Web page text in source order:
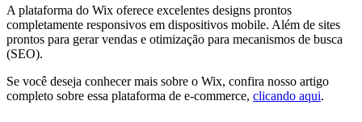
A plataforma do Wix oferece excelentes designs prontos
completamente responsivos em dispositivos mobile. Além de sites
prontos para gerar vendas e otimização para mecanismos de busca
(SEO).
Se você deseja conhecer mais sobre o Wix, confira nosso artigo
completo sobre essa plataforma de e-commerce, clicando aqui.